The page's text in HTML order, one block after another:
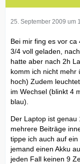
25. September 2009 um
Bei mir fing es vor ca
3/4 voll geladen,
hatte aber nach 2h
komm ich nicht mehr
hoch) Zudem
im Wechsel (blinkt 4
blau).
Der Laptop ist genau
mehrere Beiträge
tippe ich auch auf
jemand einen Akku
jeden Fall keinen 9